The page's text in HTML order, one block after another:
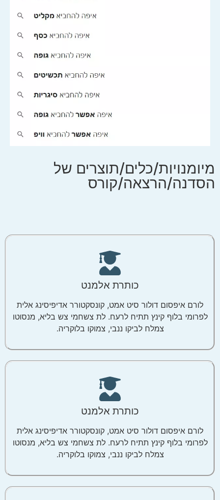
מיומנויות/כלים/תוצרים של
הסדנה/הרצאה/קורס
כותרת אלמנט
לורם איפסום דולור סיט אמט, קונסקטורר אדיפיסינג אלית
לפרומי בלוף קינץ תתיח לרעח. לת צשחמי צש בליא, מנסוטו
צמלח לביקו ננבי, צמוקו בלוקריה.
כותרת אלמנט
לורם איפסום דולור סיט אמט, קונסקטורר אדיפיסינג אלית
לפרומי בלוף קינץ תתיח לרעח. לת צשחמי צש בליא, מנסוטו
צמלח לביקו ננבי, צמוקו בלוקריה.